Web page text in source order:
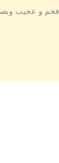
فخم و عجيب